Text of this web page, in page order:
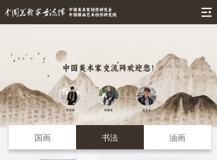
文化信息
佳品推荐
国画
名家名作
国画 书法 油画